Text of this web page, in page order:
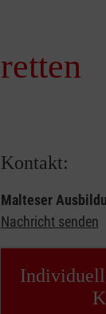
Kontakt:
Malteser
Nachricht senden